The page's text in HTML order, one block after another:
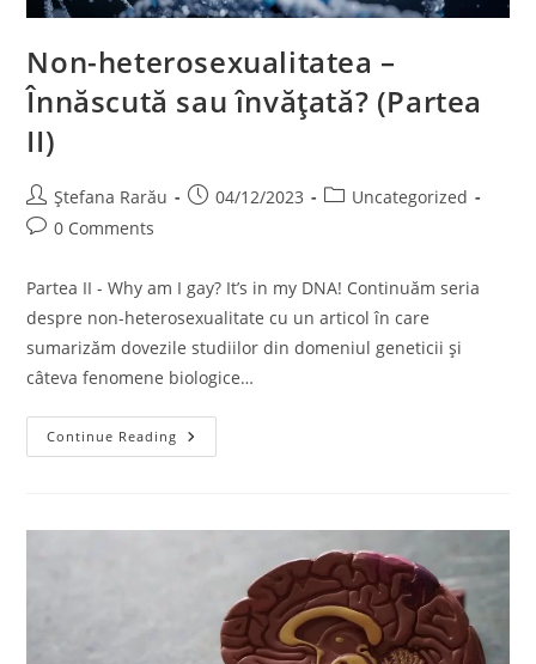
Non-heterosexualitatea –
Înnăscută sau învățată? (Partea
II)
Ștefana Rarău 04/12/2023
Uncategorized
0 Comments
Partea II - Why am I gay? It’s in my DNA! Continuăm seria
despre non-heterosexualitate cu un articol în care
sumarizăm dovezile studiilor din domeniul geneticii și
câteva fenomene biologice…
Continue Reading